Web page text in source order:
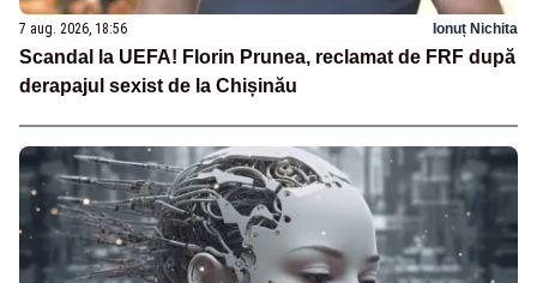
7 aug. 2026, 18:56 Ionuț Nichita
Scandal la UEFA! Florin Prunea, reclamat de FRF după
derapajul sexist de la Chișinău